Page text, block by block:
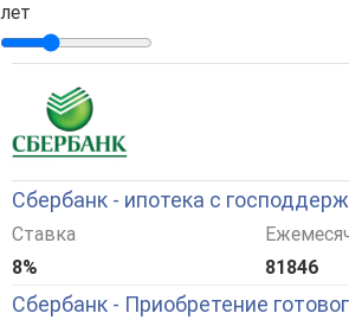
лет
Сбербанк - ипотека с
Ставка
8%
81846
Сбербанк - Приобретение